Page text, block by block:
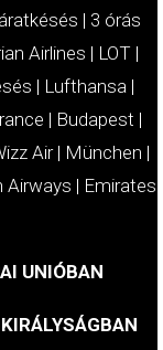
| 3 órás
Airlines | LOT|
| Lufthansa |
| Budapest |
Air| München |
Airways | Emirates
UNIÓBAN